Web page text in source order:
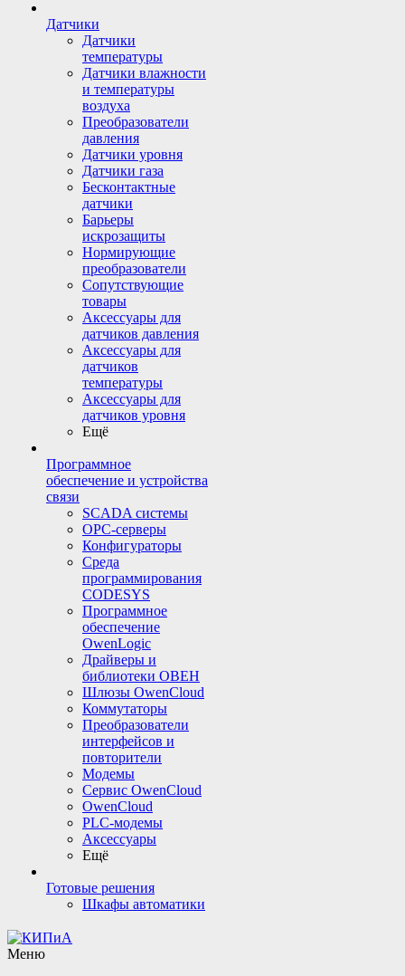
Датчики
Датчики
температуры
Датчики влажности
и температуры
воздуха
Преобразователи
давления
Датчики уровня
Датчики газа
Бесконтактные
датчики
Барьеры
искрозащиты
Нормирующие
преобразователи
Сопутствующие
товары
Аксессуары для
датчиков давления
Аксессуары для
датчиков
температуры
Аксессуары для
датчиков уровня
Ещё
Программное
обеспечение и устройства
связи
SCADA системы
OPC-серверы
Конфигураторы
Среда
программирования
CODESYS
Программное
обеспечение
OwenLogic
Драйверы и
библиотеки ОВЕН
Шлюзы OwenCloud
Коммутаторы
Преобразователи
интерфейсов и
повторители
Модемы
Сервис OwenCloud
OwenCloud
PLC-модемы
Аксессуары
Ещё
Готовые решения
Шкафы автоматики
Меню